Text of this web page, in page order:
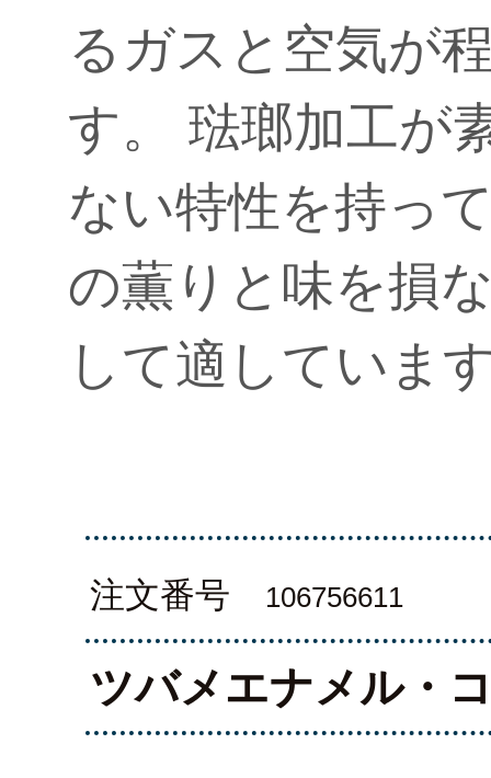
るガスと空気が
す。 琺瑯加工が
ない特性を持っ
の薫りと味を損
して適していま
注文番号 106756611
ツバメエナメル・